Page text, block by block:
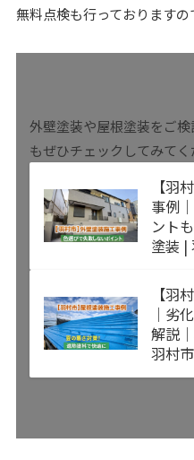
無料点検も行っておりますの
外壁塗装や屋根塗装をご
もぜひチェックしてみてく
【羽
事例
ント
塗装 |
【羽
｜劣
解説
羽村